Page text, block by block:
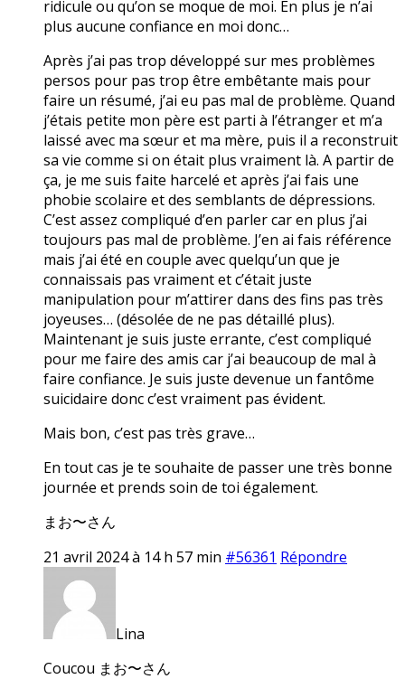
ridicule ou qu’on se moque de moi. En plus je n’ai
plus aucune confiance en moi donc…
Après j’ai pas trop développé sur mes problèmes
persos pour pas trop être embêtante mais pour
faire un résumé, j’ai eu pas mal de problème. Quand
j’étais petite mon père est parti à l’étranger et m’a
laissé avec ma sœur et ma mère, puis il a reconstruit
sa vie comme si on était plus vraiment là. A partir de
ça, je me suis faite harcelé et après j’ai fais une
phobie scolaire et des semblants de dépressions.
C’est assez compliqué d’en parler car en plus j’ai
toujours pas mal de problème. J’en ai fais référence
mais j’ai été en couple avec quelqu’un que je
connaissais pas vraiment et c’était juste
manipulation pour m’attirer dans des fins pas très
joyeuses… (désolée de ne pas détaillé plus).
Maintenant je suis juste errante, c’est compliqué
pour me faire des amis car j’ai beaucoup de mal à
faire confiance. Je suis juste devenue un fantôme
suicidaire donc c’est vraiment pas évident.
Mais bon, c’est pas très grave…
En tout cas je te souhaite de passer une très bonne
journée et prends soin de toi également.
まお〜さん
21 avril 2024 à 14 h 57 min #56361 Répondre
Lina
Coucou まお〜さん